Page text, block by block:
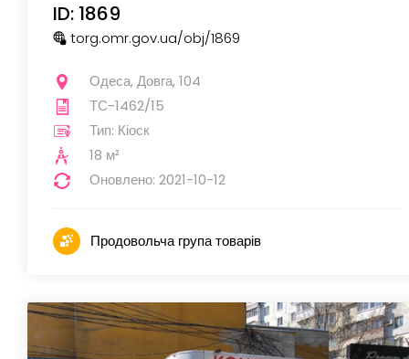
ID: 1869
torg.omr.gov.ua/obj/1869
Одеса, Довга, 104
ТС-1462/15
Тип: Кіоск
18 м²
Оновлено: 2021-10-12
Продовольча група товарів